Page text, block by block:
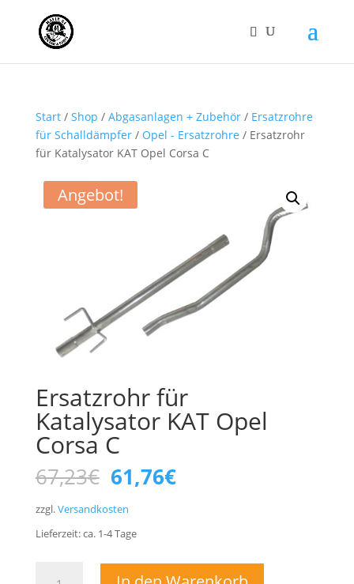
Start/ Shop / Abgasanlagen + Zubehör/ Ersatzrohre
für Schalldämpfer/ Opel - Ersatzrohre / Ersatzrohr
für Katalysator KAT Opel Corsa C
Angebot!
Ersatzrohr für
Katalysator KAT Opel
Corsa C
67,23€ Ursprünglicher
Preis
war:
67,23€
61,76€Aktueller
Preis
zzgl.Versandkosten
Lieferzeit:ca. 1-4Tage